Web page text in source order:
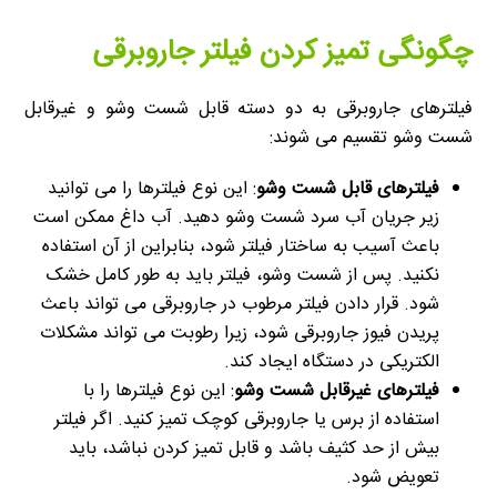
چگونگی تمیز کردن فیلتر جاروبرقی
فیلترهای جاروبرقی به دو دسته قابل شست وشو و غیرقابل
شست وشو تقسیم می شوند:
فیلترهای قابل شست وشو: این نوع فیلترها را می توانید
زیر جریان آب سرد شست وشو دهید. آب داغ ممکن است
باعث آسیب به ساختار فیلتر شود، بنابراین از آن استفاده
نکنید. پس از شست وشو، فیلتر باید به طور کامل خشک
شود. قرار دادن فیلتر مرطوب در جاروبرقی می تواند باعث
پریدن فیوز جاروبرقی شود، زیرا رطوبت می تواند مشکلات
الکتریکی در دستگاه ایجاد کند.
فیلترهای غیرقابل شست وشو: این نوع فیلترها را با
استفاده از برس یا جاروبرقی کوچک تمیز کنید. اگر فیلتر
بیش از حد کثیف باشد و قابل تمیز کردن نباشد، باید
تعویض شود.